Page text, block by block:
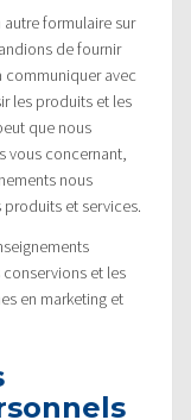
formulaire sur
de fournir
communiquer avec
les produits et les
que nous
vous concernant,
nous
produits et services.
et les
en marketing et